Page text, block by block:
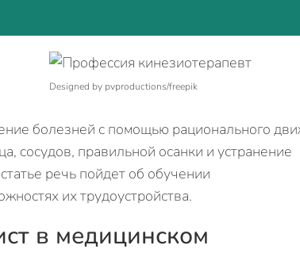
Designed by pvproductions/freepik
болезней с помощью рационального
сосудов, правильной осанки и устранение
речь пойдет об обучении
их трудоустройства.
в медицинском